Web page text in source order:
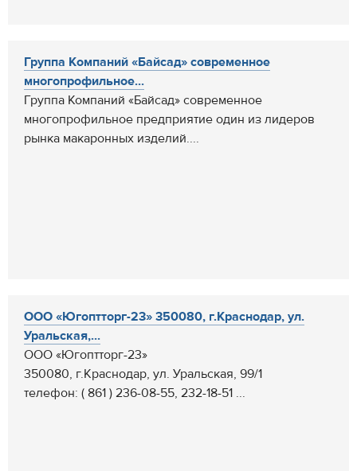
Группа Компаний «Байсад» современное
многопрофильное...
Группа Компаний «Байсад» современное
многопрофильное предприятие один из лидеров
рынка макаронных изделий....
ООО «Югоптторг-23» 350080, г.Краснодар, ул.
Уральская,...
ООО «Югоптторг-23»
350080, г.Краснодар, ул. Уральская, 99/1
телефон: ( 861 ) 236-08-55, 232-18-51 ...